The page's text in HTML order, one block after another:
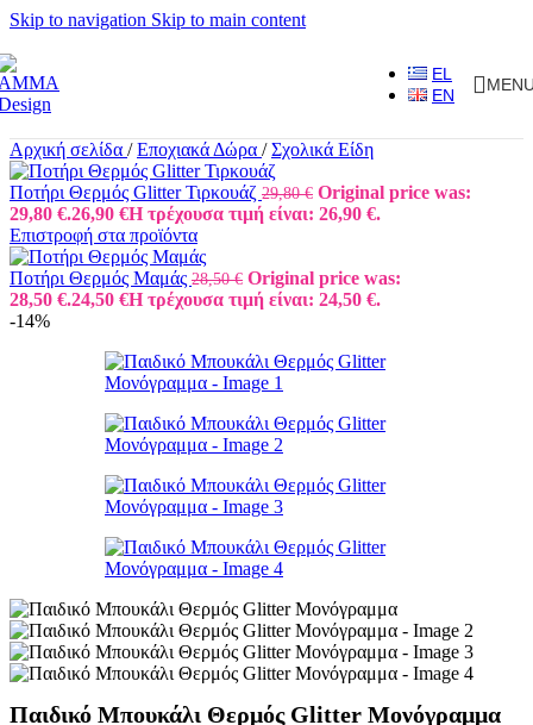
Skip to navigation Skip to main content
EL
EN
Αρχική σελίδα / Εποχιακά Δώρα / Σχολικά Είδη
Ποτήρι Θερμός Glitter Τιρκουάζ 29,80€ Original price was:
29,80 €.26,90 €Η τρέχουσα τιμή είναι: 26,90 €.
Επιστροφή στα προϊόντα
Ποτήρι Θερμός Μαμάς 28,50€ Original price was:
28,50 €.24,50 €Η τρέχουσα τιμή είναι: 24,50 €.
-14%
Παιδικό Μπουκάλι Θερμός Glitter Μονόγραμμα